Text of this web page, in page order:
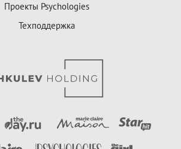
Проекты Psychologies
Техподдержка